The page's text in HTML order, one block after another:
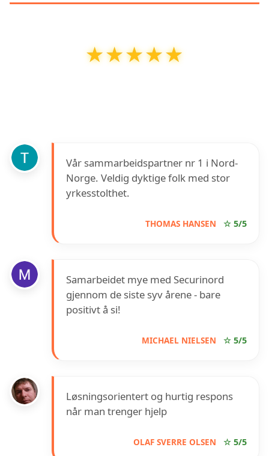
★★★★★
★★★★★
Vår sammarbeidspartner nr 1 i Nord-
Norge. Veldig dyktige folk med stor
yrkesstolthet.
THOMAS HANSEN ☆ 5/5
Samarbeidet mye med Securinord
gjennom de siste syv årene - bare
positivt å si!
MICHAEL NIELSEN ☆ 5/5
Løsningsorientert og hurtig respons
når man trenger hjelp
OLAF SVERRE OLSEN ☆ 5/5